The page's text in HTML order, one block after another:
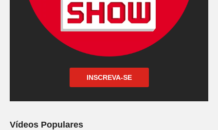
INSCREVA-SE
Vídeos Populares